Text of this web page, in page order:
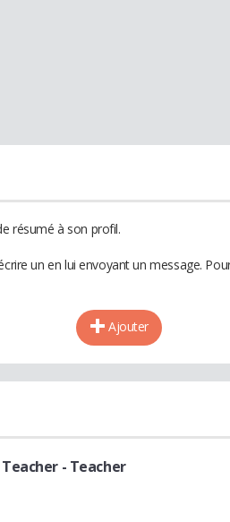
résumé à son profil.
un en lui envoyant un message.
Ajouter
- Teacher